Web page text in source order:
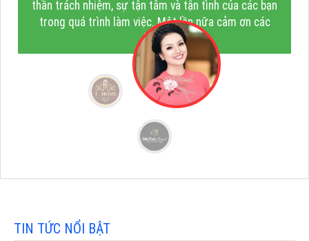
thần trách nhiệm, sự tận tâm và tận tình của các bạn
trong quá trình làm việc. Một lần nữa cảm ơn các
bạn!"
TIN TỨC NỔI BẬT